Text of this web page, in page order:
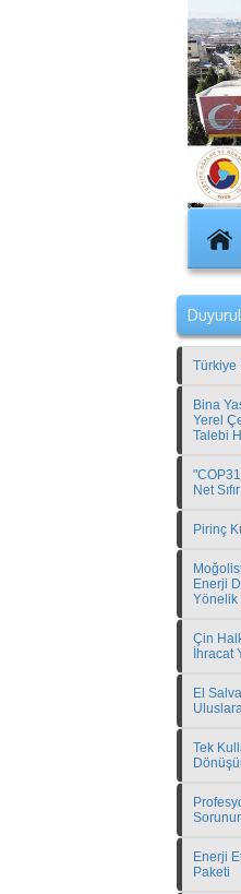
Türkiye
Bina
Yerel
Talebi
Net
Pirinç
Enerji
Yönelik
Çin
İhracat
El
Tek
Enerji
Paketi